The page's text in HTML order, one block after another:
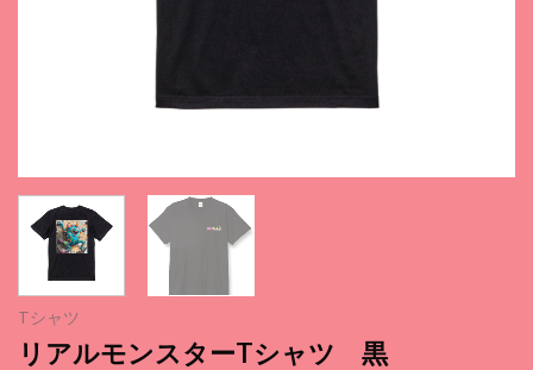
Tシャツ
リアルモンスターTシャツ 黒